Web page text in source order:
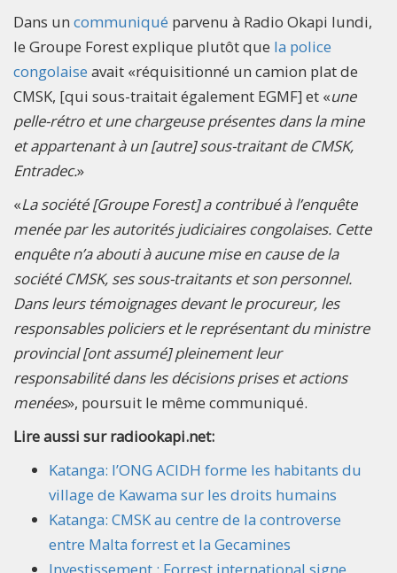
Dans un communiqué parvenu à Radio Okapi lundi,
le Groupe Forest explique plutôt que la police
congolaise avait «réquisitionné un camion plat de
CMSK, [qui sous-traitait également EGMF] et «une
pelle-rétro et une chargeuse présentes dans la mine
et appartenant à un [autre] sous-traitant de CMSK,
Entradec.»
«La société [Groupe Forest] a contribué à l’enquête
menée par les autorités judiciaires congolaises. Cette
enquête n’a abouti à aucune mise en cause de la
société CMSK, ses sous-traitants et son personnel.
Dans leurs témoignages devant le procureur, les
responsables policiers et le représentant du ministre
provincial [ont assumé] pleinement leur
responsabilité dans les décisions prises et actions
menées», poursuit le même communiqué.
Lire aussi sur radiookapi.net:
Katanga: l’ONG ACIDH forme les habitants du
village de Kawama sur les droits humains
Katanga: CMSK au centre de la controverse
entre Malta forrest et la Gecamines